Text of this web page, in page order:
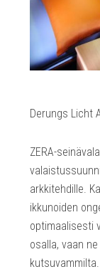
Derungs Licht
ZERA-
arkkitehdille.
ikkunoiden
optimaalisesti
osalla, vaan
kutsuvammilta.